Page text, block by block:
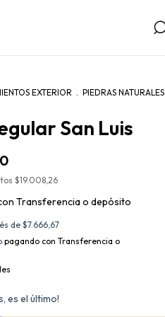
EXTERIOR . PIEDRAS NATURALES
San Luis
$19.008,26
Transferencia o depósito
de$7.666,67
pagando con Transferencia o
es el último!